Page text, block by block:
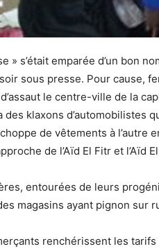
» s’était emparée d’un bon
sous presse. Pour cause,
le centre-ville de la
des klaxons d’automobilistes
de vêtements à
de l’Aïd El Fitr et l’Aïd
entourées de leurs
magasins ayant pignon sur
renchérissent les